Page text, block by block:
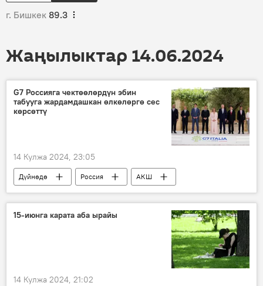
г. Бишкек 89.3
Жаңылыктар 14.06.2024
G7 Россияга чектөөлөрдүн эбин
табууга жардамдашкан өлкөлөргө сес
көрсөттү
14 Кулжа 2024, 23:05
Дүйнөдө Россия
АКШ
G7
саммит
коркутуу
актив
насыя
15-июнга карата аба ырайы
14 Кулжа 2024, 21:02